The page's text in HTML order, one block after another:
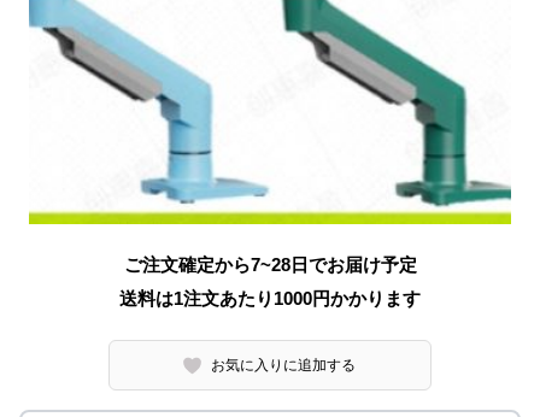
ご注文確定から7~28日でお届け予定
送料は1注文あたり 1000円かかります
お気に入りに追加する